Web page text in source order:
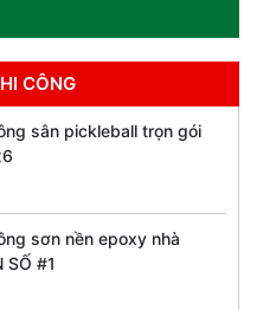
CÔNG
sân pickleball trọn gói
sơn nền epoxy nhà
SỐ #1